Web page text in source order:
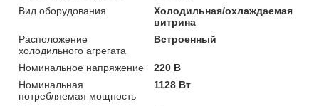
Вид оборудования
Холодильная/охлаждаемая
витрина
Расположение
холодильного агрегата
Встроенный
Номинальное напряжение
220 В
Номинальная
потребляемая мощность
1128 Вт